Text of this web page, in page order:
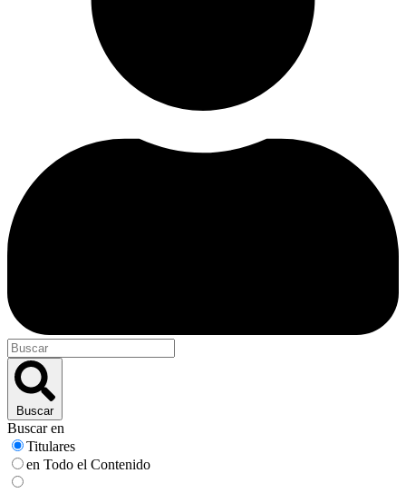
Buscar
Buscar en
Titulares
en Todo el Contenido